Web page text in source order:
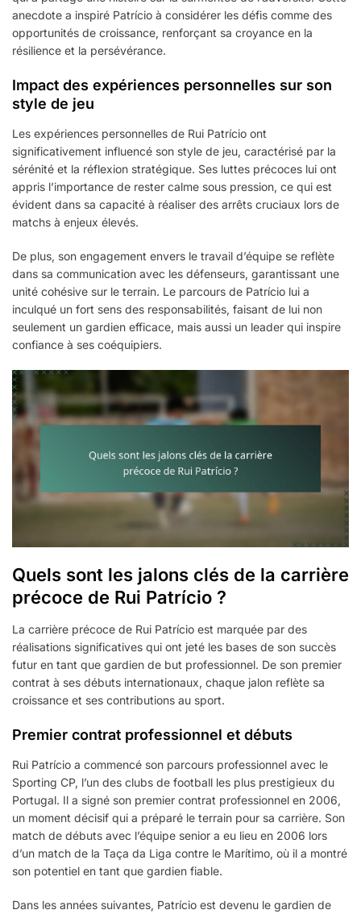
anecdote a inspiré Patrício à considérer les défis comme des
opportunités de croissance, renforçant sa croyance en la
résilience et la persévérance.
Impact des expériences personnelles sur son
style de jeu
Les expériences personnelles de Rui Patrício ont
significativement influencé son style de jeu, caractérisé par la
sérénité et la réflexion stratégique. Ses luttes précoces lui ont
appris l’importance de rester calme sous pression, ce qui est
évident dans sa capacité à réaliser des arrêts cruciaux lors de
matchs à enjeux élevés.
De plus, son engagement envers le travail d’équipe se reflète
dans sa communication avec les défenseurs, garantissant une
unité cohésive sur le terrain. Le parcours de Patrício lui a
inculqué un fort sens des responsabilités, faisant de lui non
seulement un gardien efficace, mais aussi un leader qui inspire
confiance à ses coéquipiers.
Quels sont les jalons clés de la carrière
précoce de Rui Patrício ?
La carrière précoce de Rui Patrício est marquée par des
réalisations significatives qui ont jeté les bases de son succès
futur en tant que gardien de but professionnel. De son premier
contrat à ses débuts internationaux, chaque jalon reflète sa
croissance et ses contributions au sport.
Premier contrat professionnel et débuts
Rui Patrício a commencé son parcours professionnel avec le
Sporting CP, l’un des clubs de football les plus prestigieux du
Portugal. Il a signé son premier contrat professionnel en 2006,
un moment décisif qui a préparé le terrain pour sa carrière. Son
match de débuts avec l’équipe senior a eu lieu en 2006 lors
d’un match de la Taça da Liga contre le Marítimo, où il a montré
son potentiel en tant que gardien fiable.
Dans les années suivantes, Patrício est devenu le gardien de